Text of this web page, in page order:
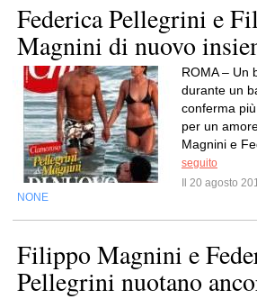
Federica Pellegrini e
Magnini di nuovo
ROMA – Un
durante un
conferma
per un
Magnini e
seguito
Il 20 agosto
NONE
Filippo Magnini e
Pellegrini nuotano